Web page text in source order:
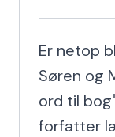
Er netop
Søren og
ord til
forfatter